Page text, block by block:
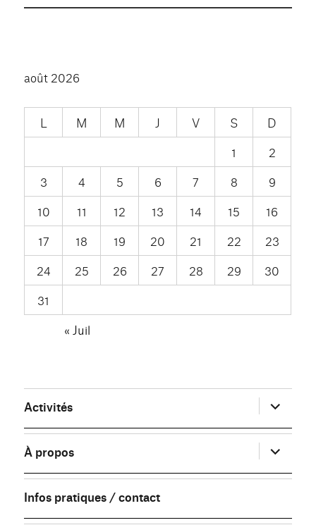
août 2026
L M M J V S
D
1
2
3
4 5 6 7 8
9
10
11 12 13 14 15
16
17
18 19 20 21 22
23
24
25 26 27 28 29
30
31
« Juil
Activités ouvrir
le
sous-
menu
À propos
ouvrir
le
sous-
menu
Infos pratiques / contact